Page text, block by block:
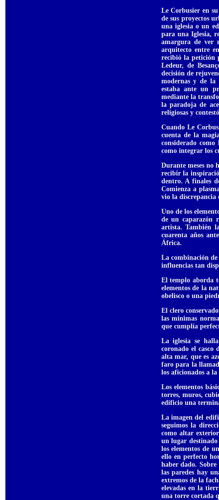
Le Corbusier en
de sus proyectos
una iglesia o un
para una Iglesia,
amargura de ver
arquitecto entre
recibió la petición
Ledeur, de
decisión de
modernas y de la
estaba ante un
mediante la
la paradoja de
religiosas y
Cuando Le
cuenta de la
considerado
como integrar los
Durante meses no
recibir la
dentro. A finales
Comienza a
vio la discrepancia
Uno de los
de un caparazón
artista. También
cuarenta años
África.
La combinación
influencias tan
El templo aborda
elementos de la
obelisco o una
El clero
las mínimas
que cumplía
La iglesia se
coronado el
alta mar, que es
faro para la
los aficionados a
Los elementos
torres, muros,
edificio una
La imagen del
seguimos la
como altar
un lugar
los elementos de
ello en perfecto
haber dado.
las paredes hay
extremos de la
elevadas en la
una torre cortada